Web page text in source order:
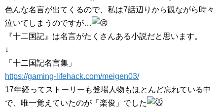
色んな名言が出てくるので、私は7話辺りから観ながら時々
泣いてしまうのですが…
『十二国記』は名言がたくさんある小説だと思います。
↓
「十二国記名言集」
https://gaming-lifehack.com/meigen03/
17年経ってストーリーも登場人物もほとんど忘れている中
で、唯一覚えていたのが「楽俊」でした